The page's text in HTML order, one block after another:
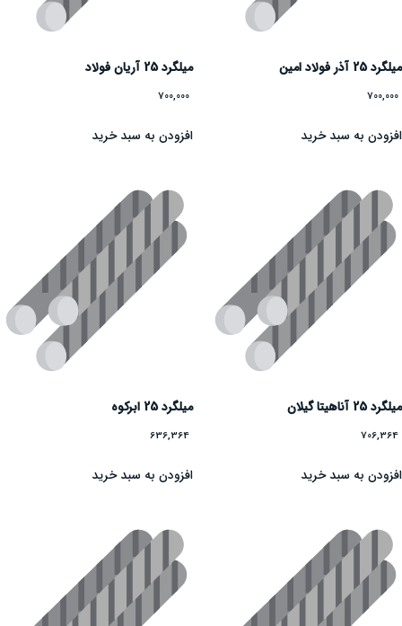
میلگرد 25 آذر فولاد امین
700,000
افزودن به سبد خرید
میلگرد 25 آریان فولاد
700,000
افزودن به سبد خرید
میلگرد 25 آناهیتا گیلان
706,364
افزودن به سبد خرید
میلگرد 25 ابرکوه
636,364
افزودن به سبد خرید